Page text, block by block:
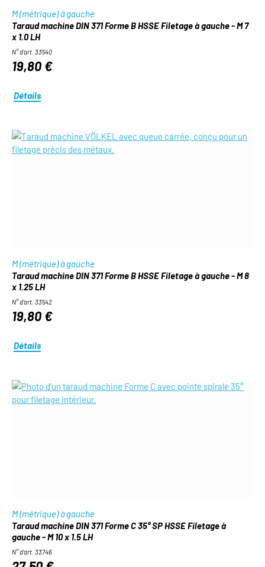
M (métrique) à gauche
Taraud machine DIN 371 Forme B HSSE Filetage à gauche - M 7
x 1.0 LH
N° d'art. 33540
19,80 €
Détails
M (métrique) à gauche
Taraud machine DIN 371 Forme B HSSE Filetage à gauche - M 8
x 1.25 LH
N° d'art. 33542
19,80 €
Détails
M (métrique) à gauche
Taraud machine DIN 371 Forme C 35° SP HSSE Filetage à
gauche - M 10 x 1.5 LH
N° d'art. 33746